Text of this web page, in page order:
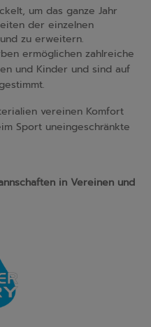
um das ganze Jahr
der einzelnen
zu erweitern.
ermöglichen zahlreiche
und Kinder und sind auf
vereinen Komfort
Sport uneingeschränkte
in Vereinen und